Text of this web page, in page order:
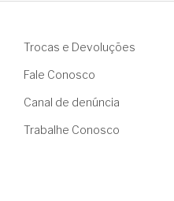
Trocas e Devoluções
Fale Conosco
Canal de denúncia
Trabalhe Conosco